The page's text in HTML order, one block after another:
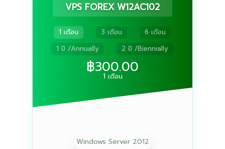
VPS FOREX W12AC102
1 เดือน 3 เดือน
6 เดือน
1 ปี /Annually
2 ปี /Biennially
฿300.00
1 เดือน
Windows Server 2012